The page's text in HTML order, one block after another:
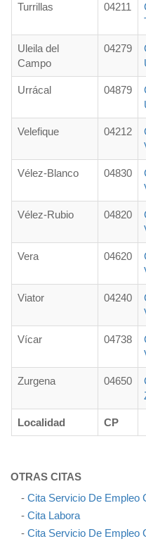
Turrillas 04211
Uleila del
Campo
04279
Urrácal 04879
Velefique 04212
Vélez-Blanco 04830
Vélez-Rubio 04820
Vera 04620
Viator 04240
Vícar 04738
Zurgena 04650
Localidad CP
OTRAS CITAS
- Cita Servicio De Empleo
- Cita Labora
- Cita Servicio De Empleo